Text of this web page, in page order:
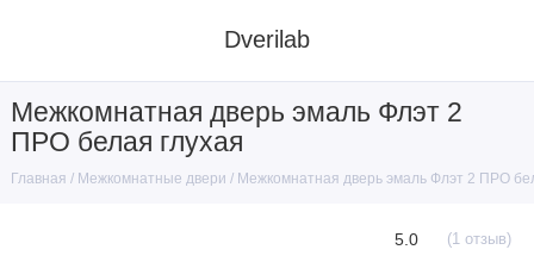
Dverilab
Межкомнатная дверь эмаль Флэт 2
ПРО белая глухая
Главная Межкомнатные двери Межкомнатная дверь эмаль Флэт 2 ПРО
5.0 (1 отзыв)